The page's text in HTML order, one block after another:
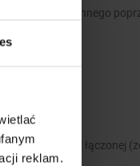
reklam.
kuchennego
są w wersji łączonej